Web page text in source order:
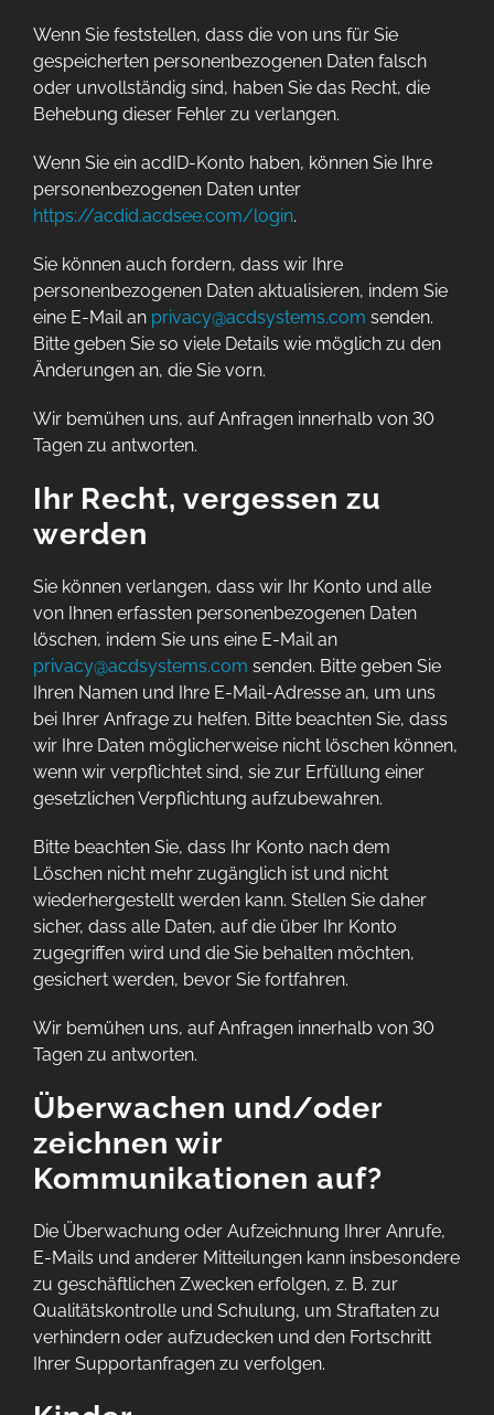
Wenn Sie feststellen, dass die von uns für Sie
gespeicherten personenbezogenen Daten falsch
oder unvollständig sind, haben Sie das Recht, die
Behebung dieser Fehler zu verlangen.
Wenn Sie ein acdID-Konto haben, können Sie Ihre
personenbezogenen Daten unter
https://acdid.acdsee.com/login.
Sie können auch fordern, dass wir Ihre
personenbezogenen Daten aktualisieren, indem Sie
eine E-Mail an privacy@acdsystems.com senden.
Bitte geben Sie so viele Details wie möglich zu den
Änderungen an, die Sie vorn.
Wir bemühen uns, auf Anfragen innerhalb von 30
Tagen zu antworten.
Ihr Recht, vergessen zu
werden
Sie können verlangen, dass wir Ihr Konto und alle
von Ihnen erfassten personenbezogenen Daten
löschen, indem Sie uns eine E-Mail an
privacy@acdsystems.com senden. Bitte geben Sie
Ihren Namen und Ihre E-Mail-Adresse an, um uns
bei Ihrer Anfrage zu helfen. Bitte beachten Sie, dass
wir Ihre Daten möglicherweise nicht löschen können,
wenn wir verpflichtet sind, sie zur Erfüllung einer
gesetzlichen Verpflichtung aufzubewahren.
Bitte beachten Sie, dass Ihr Konto nach dem
Löschen nicht mehr zugänglich ist und nicht
wiederhergestellt werden kann. Stellen Sie daher
sicher, dass alle Daten, auf die über Ihr Konto
zugegriffen wird und die Sie behalten möchten,
gesichert werden, bevor Sie fortfahren.
Wir bemühen uns, auf Anfragen innerhalb von 30
Tagen zu antworten.
Überwachen und/oder
zeichnen wir
Kommunikationen auf?
Die Überwachung oder Aufzeichnung Ihrer Anrufe,
E-Mails und anderer Mitteilungen kann insbesondere
zu geschäftlichen Zwecken erfolgen, z. B. zur
Qualitätskontrolle und Schulung, um Straftaten zu
verhindern oder aufzudecken und den Fortschritt
Ihrer Supportanfragen zu verfolgen.